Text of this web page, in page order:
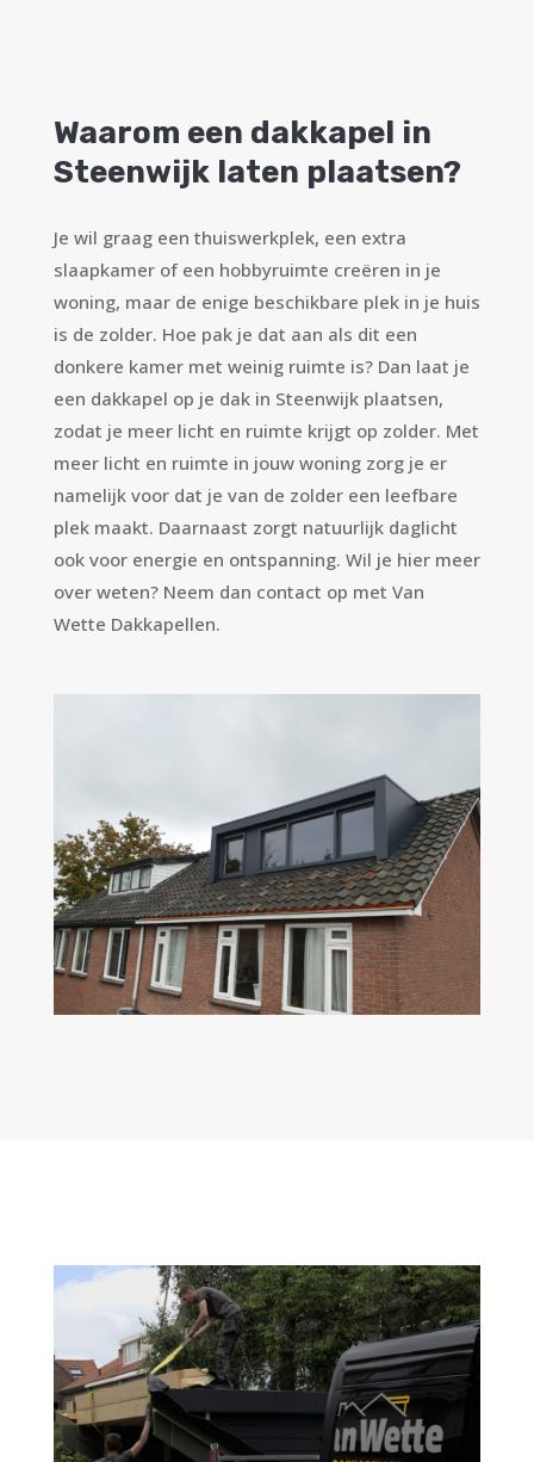
Waarom een dakkapel in
Steenwijk laten plaatsen?
Je wil graag een thuiswerkplek, een extra
slaapkamer of een hobbyruimte creëren in je
woning, maar de enige beschikbare plek in je huis
is de zolder. Hoe pak je dat aan als dit een
donkere kamer met weinig ruimte is? Dan laat je
een dakkapel op je dak in Steenwijk plaatsen,
zodat je meer licht en ruimte krijgt op zolder. Met
meer licht en ruimte in jouw woning zorg je er
namelijk voor dat je van de zolder een leefbare
plek maakt. Daarnaast zorgt natuurlijk daglicht
ook voor energie en ontspanning. Wil je hier meer
over weten? Neem dan contact op met Van
Wette Dakkapellen.